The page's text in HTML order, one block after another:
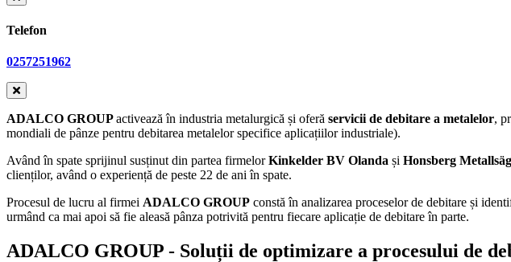
Telefon
0257251962
ADALCO GROUPactivează în industria metalurgică și oferă servicii de debitare a metalelor,
mondiali de pânze pentru debitarea metalelor specifice aplicațiilor industriale).
Având în spate sprijinul susținut din partea firmelorKinkelder BV Olanda și Honsberg
clienților, având o experiență de peste 22 de ani în spate.
Procesul de lucru al firmei ADALCO GROUP constă în analizarea proceselor de debitare și
urmând ca mai apoi să fie aleasă pânza potrivită pentru fiecare aplicație de debitare în parte.
ADALCO GROUP - Soluții de optimizare a procesului de